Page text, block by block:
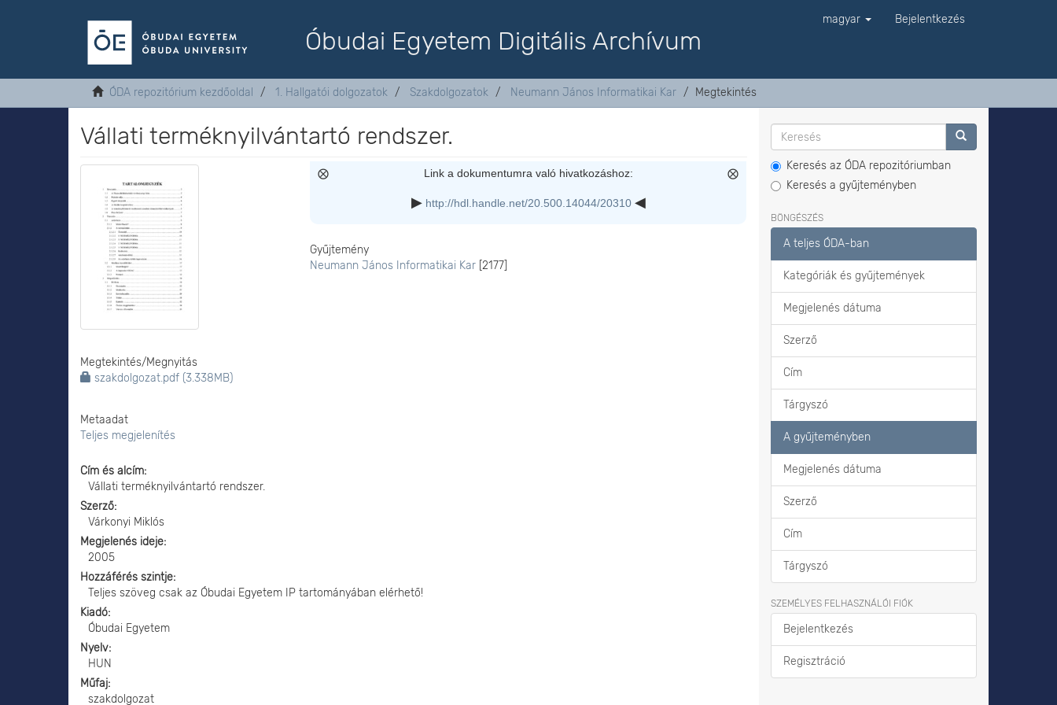
Óbudai Egyetem Digitális Archívum
magyar Bejelentkezés
ÓDA repozitórium kezdőoldal 1. Hallgatói dolgozatok Szakdolgozatok Neumann János Informatikai Kar Megtekintés
Vállati terméknyilvántartó rendszer.
Megtekintés/Megnyitás
szakdolgozat.pdf (3.338MB)
Metaadat
Teljes megjelenítés
Link a dokumentumra való hivatkozáshoz:
http://hdl.handle.net/20.500.14044/20310
Gyűjtemény
Neumann János Informatikai Kar [2177]
Cím és alcím
Vállati terméknyilvántartó rendszer.
Szerző
Várkonyi Miklós
Megjelenés ideje
2005
Hozzáférés szintje
Teljes szöveg csak az Óbudai Egyetem IP tartományában elérhető!
Kiadó
Óbudai Egyetem
Nyelv
HUN
Műfaj
szakdolgozat
Keresés az ÓDA repozitóriumban
Keresés a gyűjteményben
BÖNGÉSZÉS
A teljes ÓDA-ban
Kategóriák és gyűjtemények
Megjelenés dátuma
Szerző
Cím
Tárgyszó
A gyűjteményben
Megjelenés dátuma
Szerző
Cím
Tárgyszó
SZEMÉLYES FELHASZNÁLÓI FIÓK
Bejelentkezés
Regisztráció